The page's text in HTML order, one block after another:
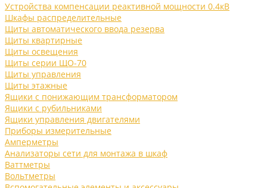
Устройства компенсации реактивной мощности 0.4кВ
Шкафы распределительные
Щиты автоматического ввода резерва
Щиты квартирные
Щиты освещения
Щиты серии ЩО-70
Щиты управления
Щиты этажные
Ящики с понижающим трансформатором
Ящики с рубильниками
Ящики управления двигателями
Приборы измерительные
Амперметры
Анализаторы сети для монтажа в шкаф
Ваттметры
Вольтметры